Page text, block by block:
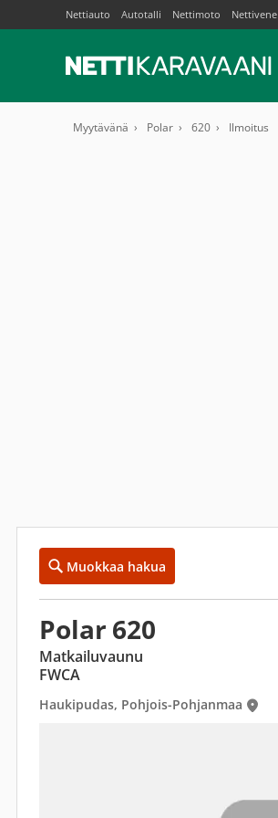
Nettiauto Autotalli Nettimoto Nettivene
Myytävänä Polar 620 Ilmoitus
Muokkaa hakua
Polar 620
Matkailuvaunu
FWCA
Haukipudas, Pohjois-Pohjanmaa